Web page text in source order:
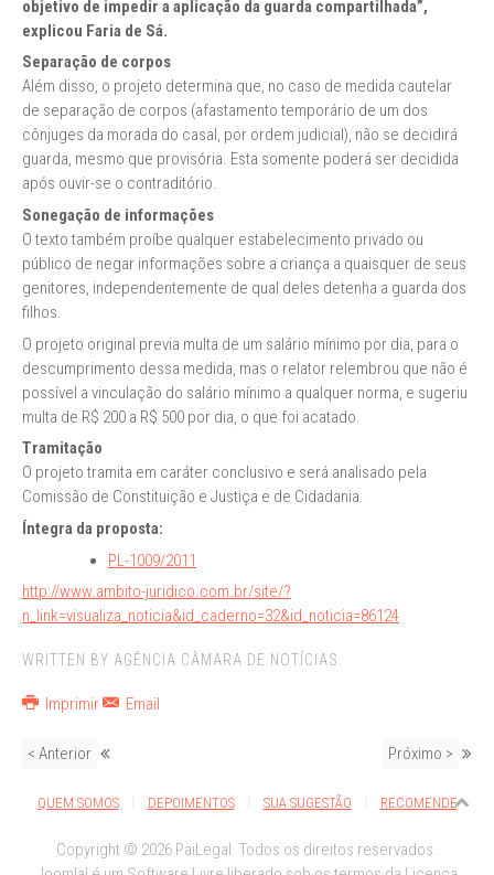
objetivo de impedir a aplicação da guarda compartilhada”,
explicou Faria de Sá.
Separação de corpos
Além disso, o projeto determina que, no caso de medida cautelar
de separação de corpos (afastamento temporário de um dos
cônjuges da morada do casal, por ordem judicial), não se decidirá
guarda, mesmo que provisória. Esta somente poderá ser decidida
após ouvir-se o contraditório.
Sonegação de informações
O texto também proíbe qualquer estabelecimento privado ou
público de negar informações sobre a criança a quaisquer de seus
genitores, independentemente de qual deles detenha a guarda dos
filhos.
O projeto original previa multa de um salário mínimo por dia, para o
descumprimento dessa medida, mas o relator relembrou que não é
possível a vinculação do salário mínimo a qualquer norma, e sugeriu
multa de R$ 200 a R$ 500 por dia, o que foi acatado.
Tramitação
O projeto tramita em caráter conclusivo e será analisado pela
Comissão de Constituição e Justiça e de Cidadania.
Íntegra da proposta:
PL-1009/2011
http://www.ambito-juridico.com.br/site/?
n_link=visualiza_noticia&id_caderno=32&id_noticia=86124
WRITTEN BY AGÊNCIA CÂMARA DE NOTÍCIAS.
Imprimir Email
< Anterior Próximo >
QUEM SOMOS DEPOIMENTOS SUA SUGESTÃO RECOMENDE
Copyright © 2026 PaiLegal. Todos os direitos reservados.